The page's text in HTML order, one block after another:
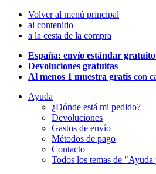
Volver al menú principal
al contenido
a la cesta de la compra
España: envío estándar gratuito
Devoluciones gratuitas
Al menos 1 muestra gratis con
Ayuda
¿Dónde está mi pedido?
Devoluciones
Gastos de envío
Métodos de pago
Contacto
Todos los temas de